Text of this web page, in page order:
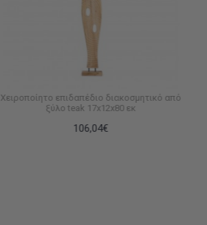
Χειροποίητο επιδαπέδιο διακοσμητικό από
ξύλο teak 17x12x80 εκ
106,04€